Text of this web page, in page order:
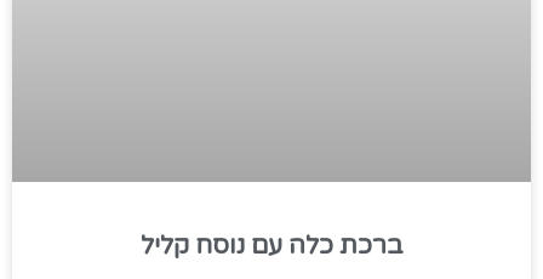
ברכת כלה עם נוסח קליל